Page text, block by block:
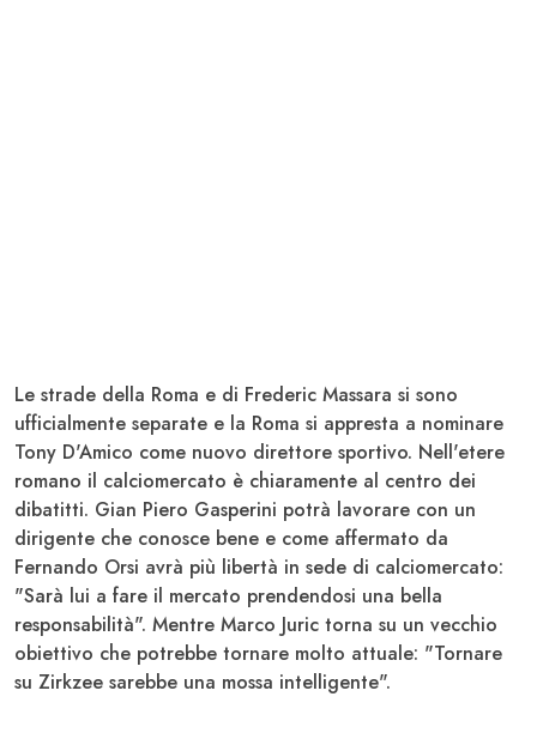
Le strade della Roma e di Frederic Massara si sono
ufficialmente separate e la Roma si appresta a nominare
Tony D'Amico come nuovo direttore sportivo. Nell'etere
romano il calciomercato è chiaramente al centro dei
dibatitti. Gian Piero Gasperini potrà lavorare con un
dirigente che conosce bene e come affermato da
Fernando Orsi avrà più libertà in sede di calciomercato:
"Sarà lui a fare il mercato prendendosi una bella
responsabilità". Mentre Marco Juric torna su un vecchio
obiettivo che potrebbe tornare molto attuale: "Tornare
su Zirkzee sarebbe una mossa intelligente".